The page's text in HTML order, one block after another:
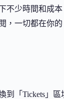
不少時間和成
，一切都在你的
到「Tickets」